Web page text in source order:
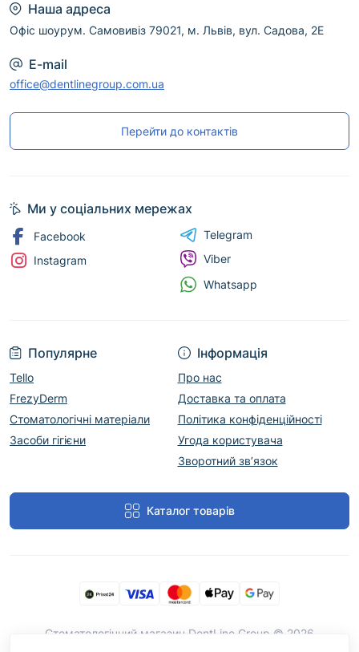
Наша адреса
Офіс шоурум. Самовивіз 79021, м. Львів, вул. Садова, 2Е
E-mail
office@dentlinegroup.com.ua
Перейти до контактів
Популярне
Tello
FrezyDerm
Стоматологічні матеріали
Засоби гігієни
Інформація
Про нас
Доставка та оплата
Політика конфіденційності
Угода користувача
Зворотний зв’язок
Каталог товарів
Ми у соціальних мережах
Facebook
Instagram
Telegram
Viber
Whatsapp
Cтоматологічний магазин DentLine Group © 2026